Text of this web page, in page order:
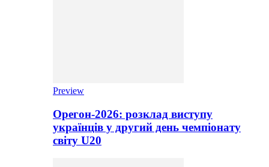
Preview
Орегон-2026: розклад виступу
українців у другий день чемпіонату
світу U20